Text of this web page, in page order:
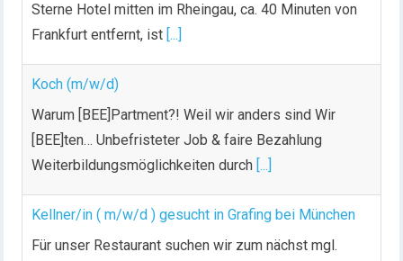
Sterne Hotel mitten im Rheingau, ca. 40 Minuten von
Frankfurt entfernt, ist [...]
Koch (m/w/d)
Warum [BEE]Partment?! Weil wir anders sind Wir
[BEE]ten… Unbefristeter Job & faire Bezahlung
Weiterbildungsmöglichkeiten durch [...]
Kellner/in ( m/w/d ) gesucht in Grafing bei München
Für unser Restaurant suchen wir zum nächst mgl.